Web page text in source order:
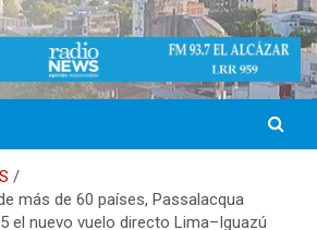
Misiones 89.5 Mhz
más de 60 países, Passalacqua
el nuevo vuelo directo Lima–Iguazú